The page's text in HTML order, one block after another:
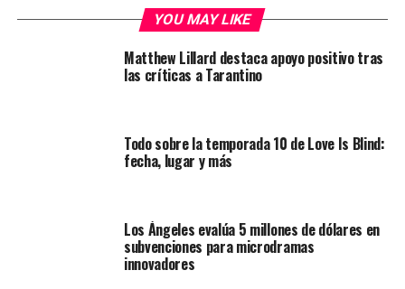
YOU MAY LIKE
Matthew Lillard destaca apoyo positivo tras
las críticas a Tarantino
Todo sobre la temporada 10 de Love Is Blind:
fecha, lugar y más
Los Ángeles evalúa 5 millones de dólares en
subvenciones para microdramas
innovadores